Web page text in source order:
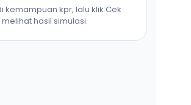
kemampuan kpr, lalu klik Cek
hasil simulasi.